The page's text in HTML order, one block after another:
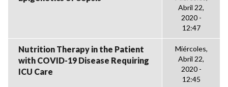
Abril 22,
2020 -
12:47
Nutrition Therapy in the Patient
with COVID-19 Disease Requiring
ICU Care
Miércoles,
Abril 22,
2020 -
12:45